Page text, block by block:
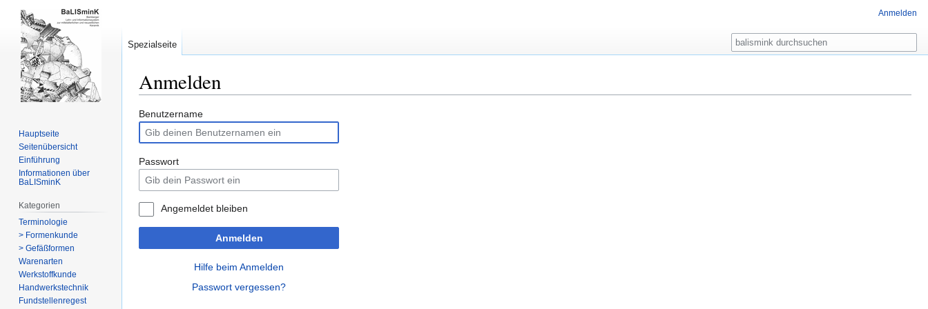
Anmelden
Zur
Navigation
springen
Zur
Suche
springen
Benutzername
Passwort
Angemeldet bleiben
Anmelden
Hilfe beim Anmelden
Passwort vergessen?
Anmelden
Spezialseite
Suche
Hauptseite
Seitenübersicht
Einführung
Informationen über
BaLISminK
Kategorien
Terminologie
> Formenkunde
> Gefäßformen
Warenarten
Werkstoffkunde
Handwerkstechnik
Fundstellenregest